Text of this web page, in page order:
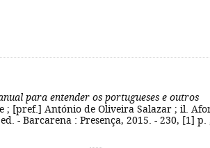
para entender os portugueses e outros
; [pref.] António de Oliveira Salazar ; il.
- Barcarena : Presença, 2015. - 230, [1] p.